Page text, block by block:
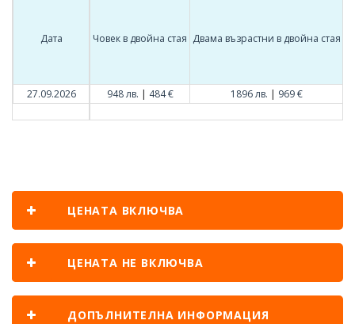
Дата
27.09.2026
Човек в двойна стая Двама възрастни в двойна стая
948 лв. | 484 € 1896 лв. | 969 €
ЦЕНАТА ВКЛЮЧВА
ЦЕНАТА НЕ ВКЛЮЧВА
ДОПЪЛНИТЕЛНА ИНФОРМАЦИЯ